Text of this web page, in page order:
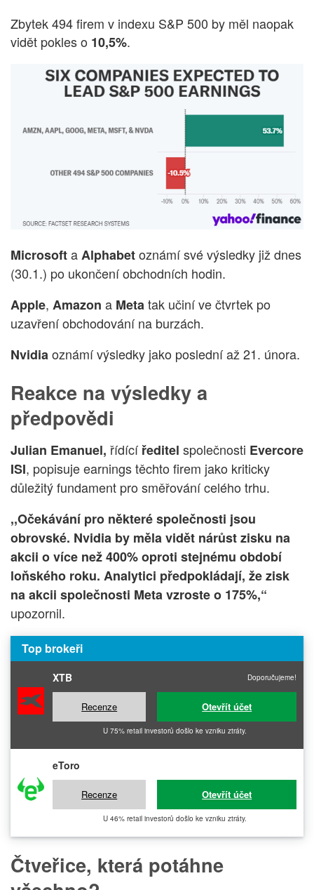
Zbytek 494 firem v indexu S&P 500 by měl naopak
vidět pokles o 10,5%.
MicrosoftaAlphabetoznámí své výsledky již dnes
(30.1.) po ukončení obchodních hodin.
Apple, Amazon a Metatak učiní ve čtvrtek po
uzavření obchodování na burzách.
Nvidiaoznámí výsledky jako poslední až 21. února.
Reakce na výsledky a
předpovědi
Julian Emanuel, řídícíředitel společnosti Evercore
ISI, popisuje earnings těchto firem jako kriticky
důležitý fundament pro směřování celého trhu.
,,Očekávání pro některé společnosti jsou
obrovské. Nvidia by měla vidět nárůst zisku na
akcii o více než 400% oproti stejnému období
loňského roku. Analytici předpokládají, že zisk
na akcii společnosti Meta vzroste o 175%,“
upozornil.
Top brokeři
XTB Doporučujeme!
Recenze Otevřít účet
U 75% retail investorů došlo ke vzniku ztráty.
eToro
Recenze Otevřít účet
U 46% retail investorů došlo ke vzniku ztráty.
Čtveřice, která potáhne